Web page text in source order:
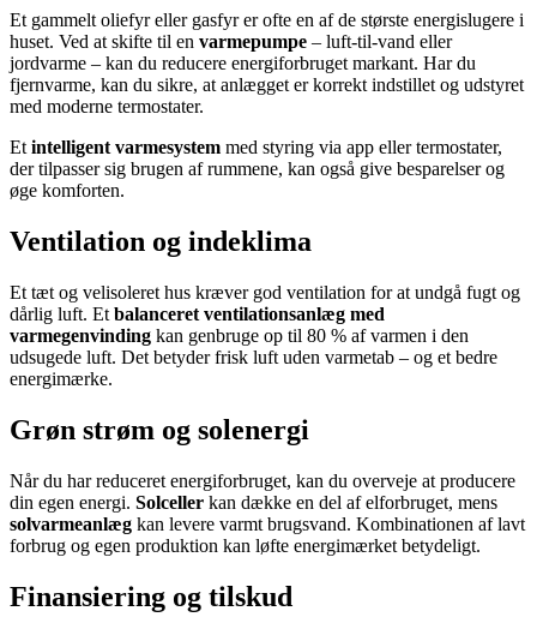
Et gammelt oliefyr eller gasfyr er ofte en af de største energislugere i
huset. Ved at skifte til en varmepumpe – luft-til-vand eller
jordvarme – kan du reducere energiforbruget markant. Har du
fjernvarme, kan du sikre, at anlægget er korrekt indstillet og udstyret
med moderne termostater.
Et intelligent varmesystem med styring via app eller termostater,
der tilpasser sig brugen af rummene, kan også give besparelser og
øge komforten.
Ventilation og indeklima
Et tæt og velisoleret hus kræver god ventilation for at undgå fugt og
dårlig luft. Et balanceret ventilationsanlæg med
varmegenvinding kan genbruge op til 80 % af varmen i den
udsugede luft. Det betyder frisk luft uden varmetab – og et bedre
energimærke.
Grøn strøm og solenergi
Når du har reduceret energiforbruget, kan du overveje at producere
din egen energi. Solceller kan dække en del af elforbruget, mens
solvarmeanlæg kan levere varmt brugsvand. Kombinationen af lavt
forbrug og egen produktion kan løfte energimærket betydeligt.
Finansiering og tilskud